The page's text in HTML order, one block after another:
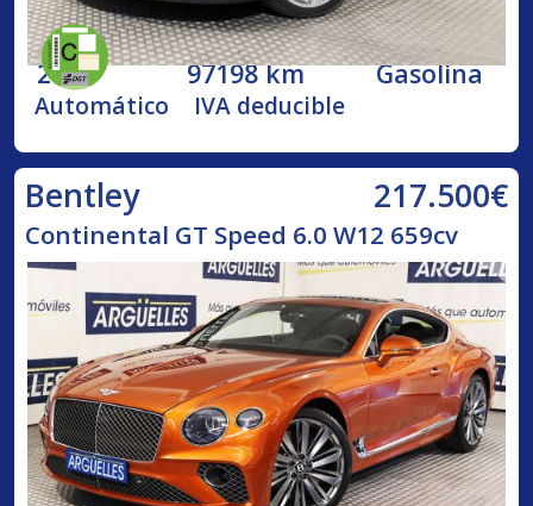
2005 97198 km Gasolina
Automático IVA deducible
Bentley 217.500€
Continental GT Speed 6.0 W12 659cv